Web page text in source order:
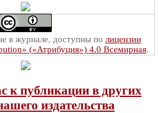
в журнале, доступны по лицензии
(«Атрибуция») 4.0 Всемирная.
к публикации в других
издательства